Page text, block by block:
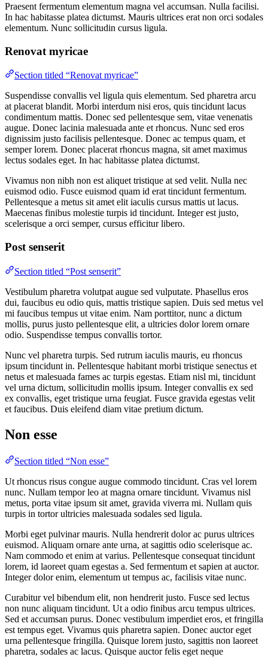
Praesent fermentum elementum magna vel accumsan. Nulla facilisi.
In hac habitasse platea dictumst. Mauris ultrices erat non orci sodales
elementum. Nunc sollicitudin cursus ligula.
Renovat myricae
Section titled “Renovat myricae”
Suspendisse convallis vel ligula quis elementum. Sed pharetra arcu
at placerat blandit. Morbi interdum nisi eros, quis tincidunt lacus
condimentum mattis. Donec sed pellentesque sem, vitae venenatis
augue. Donec lacinia malesuada ante et rhoncus. Nunc sed eros
dignissim justo facilisis pellentesque. Donec ac tempus quam, et
semper lorem. Donec placerat rhoncus magna, sit amet maximus
lectus sodales eget. In hac habitasse platea dictumst.
Vivamus non nibh non est aliquet tristique at sed velit. Nulla nec
euismod odio. Fusce euismod quam id erat tincidunt fermentum.
Pellentesque a metus sit amet elit iaculis cursus mattis ut lacus.
Maecenas finibus molestie turpis id tincidunt. Integer est justo,
scelerisque a orci semper, cursus efficitur libero.
Post senserit
Section titled “Post senserit”
Vestibulum pharetra volutpat augue sed vulputate. Phasellus eros
dui, faucibus eu odio quis, mattis tristique sapien. Duis sed metus vel
mi faucibus tempus ut vitae enim. Nam porttitor, nunc a dictum
mollis, purus justo pellentesque elit, a ultricies dolor lorem ornare
odio. Suspendisse tempus convallis tortor.
Nunc vel pharetra turpis. Sed rutrum iaculis mauris, eu rhoncus
ipsum tincidunt in. Pellentesque habitant morbi tristique senectus et
netus et malesuada fames ac turpis egestas. Etiam nisl mi, tincidunt
vel urna dictum, sollicitudin mollis ipsum. Integer convallis ex sed
ex convallis, eget tristique urna feugiat. Fusce gravida egestas velit
et faucibus. Duis eleifend diam vitae pretium dictum.
Non esse
Section titled “Non esse”
Ut rhoncus risus congue augue commodo tincidunt. Cras vel lorem
nunc. Nullam tempor leo at magna ornare tincidunt. Vivamus nisl
metus, porta vitae ipsum sit amet, gravida viverra mi. Nullam quis
turpis in tortor ultricies malesuada sodales sed ligula.
Morbi eget pulvinar mauris. Nulla hendrerit dolor ac purus ultrices
euismod. Aliquam ornare ante urna, at sagittis odio scelerisque ac.
Nam commodo et enim at varius. Pellentesque consequat tincidunt
lorem, id laoreet quam egestas a. Sed fermentum et sapien at auctor.
Integer dolor enim, elementum ut tempus ac, facilisis vitae nunc.
Curabitur vel bibendum elit, non hendrerit justo. Fusce sed lectus
non nunc aliquam tincidunt. Ut a odio finibus arcu tempus ultrices.
Sed et accumsan purus. Donec vestibulum imperdiet eros, et fringilla
est tempus eget. Vivamus quis pharetra sapien. Donec auctor eget
urna pellentesque fringilla. Quisque lorem justo, sagittis non laoreet
pharetra, sodales ac lacus. Quisque auctor felis eget neque